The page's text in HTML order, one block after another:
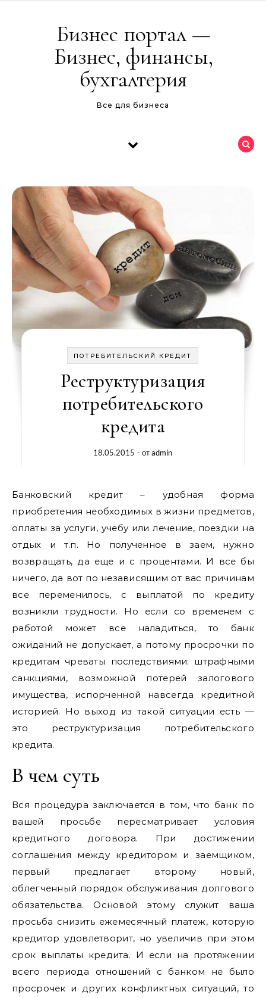
Бизнес портал —
Бизнес, финансы,
бухгалтерия
Все для бизнеса
ПОТРЕБИТЕЛЬСКИЙ КРЕДИТ
Реструктуризация
потребительского
кредита
18.05.2015 - отadmin
Банковский кредит – удобная форма
приобретения необходимых в жизни предметов,
оплаты за услуги, учебу или лечение, поездки на
отдых и т.п. Но полученное в заем, нужно
возвращать, да еще и с процентами. И все бы
ничего, да вот по независящим от вас причинам
все переменилось, с выплатой по кредиту
возникли трудности. Но если со временем с
работой может все наладиться, то банк
ожиданий не допускает, а потому просрочки по
кредитам чреваты последствиями: штрафными
санкциями, возможной потерей залогового
имущества, испорченной навсегда кредитной
историей. Но выход из такой ситуации есть —
это реструктуризация потребительского
кредита.
В чем суть
Вся процедура заключается в том, что банк по
вашей просьбе пересматривает условия
кредитного договора. При достижении
соглашения между кредитором и заемщиком,
первый предлагает второму новый,
облегченный порядок обслуживания долгового
обязательства. Основой этому служит ваша
просьба снизить ежемесячный платеж, которую
кредитор удовлетворит, но увеличив при этом
срок выплаты кредита. И если на протяжении
всего периода отношений с банком не было
просрочек и других конфликтных ситуаций, то